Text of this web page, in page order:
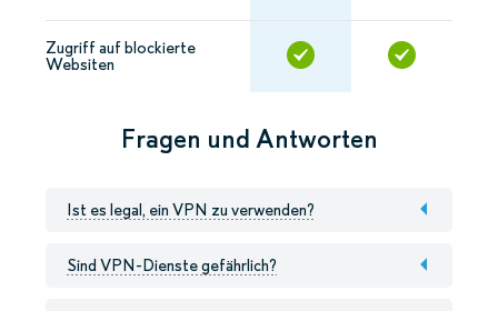
Zugriff auf blockierte
Websiten
Fragen und Antworten
Ist es legal, ein VPN zu verwenden?
Sind VPN-Dienste gefährlich?